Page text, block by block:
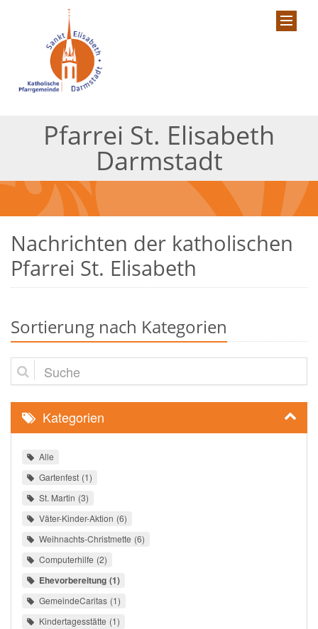
Pfarrei St. Elisabeth
Darmstadt
Nachrichten der katholischen
Pfarrei St. Elisabeth
Sortierung nach Kategorien
Suche
Kategorien
Alle
Gartenfest 1
St. Martin 3
Väter-Kinder-Aktion 6
Weihnachts-Christmette 6
Computerhilfe 2
Ehevorbereitung 1
GemeindeCaritas 1
Kindertagesstätte 1